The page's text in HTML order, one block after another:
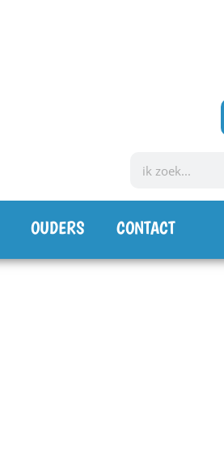
OUDERS CONTACT